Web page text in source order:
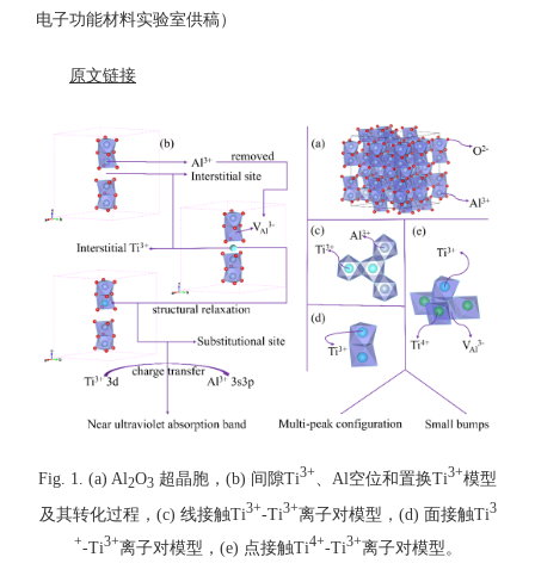
电子功能材料实验室供稿）
原文链接
Fig. 1. (a) Al2O3 超晶胞，(b) 间隙Ti3+ 、Al空位和置换Ti3+模型
及其转化过程，(c) 线接触Ti3+-Ti3+离子对模型，(d) 面接触Ti3
+-Ti3+离子对模型，(e) 点接触Ti4+-Ti3+离子对模型。